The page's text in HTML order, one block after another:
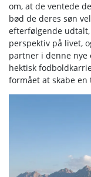
om, at de ventede
bød de deres søn
efterfølgende
perspektiv på livet,
partner i denne nye
hektisk
formået at skabe en